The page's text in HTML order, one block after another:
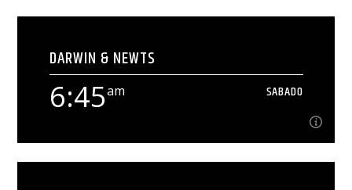
6:38am SABADO
[...]
Ver Más
DARWIN & NEWTS
6:45am SABADO
6:45am SABADO